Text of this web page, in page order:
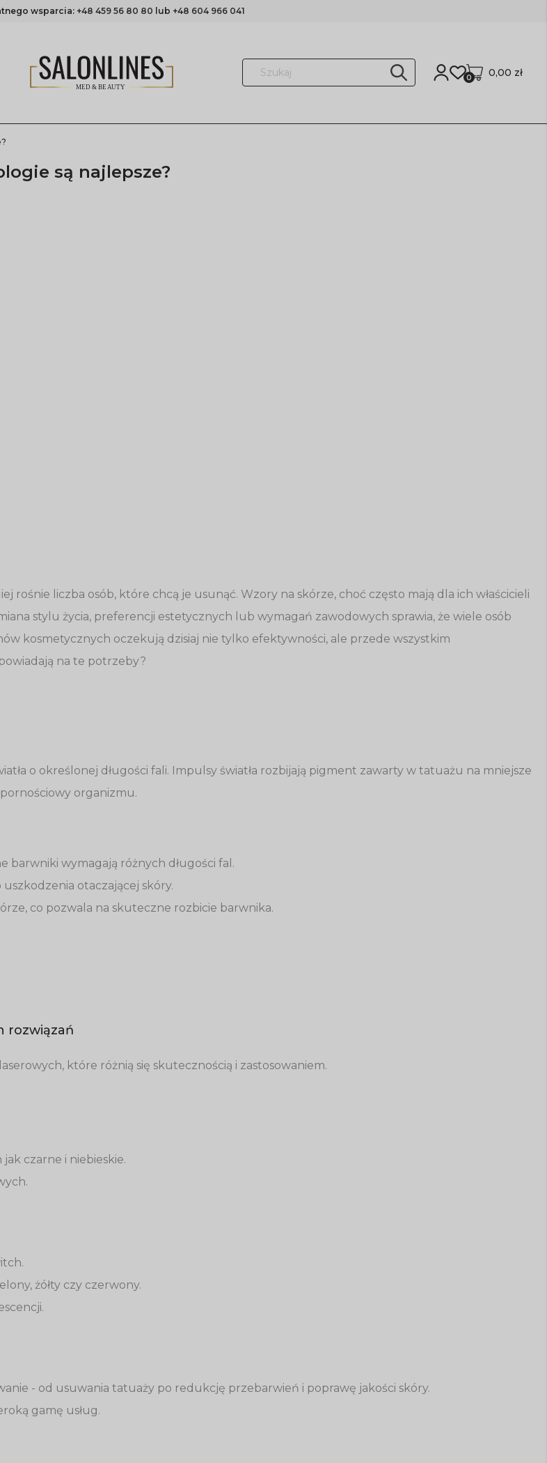
wsparcia: +48 459 56 80 80 lub +48 604 966 041
0,00 zł
0
są najlepsze?
liczba osób, które chcą je usunąć. Wzory na skórze, choć często mają dla ich właścicieli
stylu życia, preferencji estetycznych lub wymagań zawodowych sprawia, że wiele osób
kosmetycznych oczekują dzisiaj nie tylko efektywności, ale przede wszystkim
na te potrzeby?
o określonej długości fali. Impulsy światła rozbijają pigment zawarty w tatuażu na mniejsze
organizmu.
barwniki wymagają różnych długości fal.
otaczającej skóry.
co pozwala na skuteczne rozbicie barwnika.
rozwiązań
które różnią się skutecznością i zastosowaniem.
czarne i niebieskie.
żółty czy czerwony.
- od usuwania tatuaży po redukcję przebarwień i poprawę jakości skóry.
gamę usług.